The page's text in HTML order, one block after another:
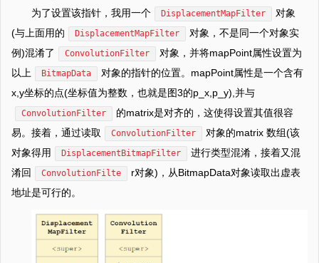
为了设置该指针，我用一个
DisplacementMapFilter
对象
(与上面用的
DisplacementMapFilter
对象，不是同一个对象实
例)混淆了
ConvolutionFilter
对象，并将mapPoint属性设置为
以上
BitmapData
对象的指针的位置。mapPoint属性是一个含有
x,y坐标的点(坐标值为整数，也就是图3的p_x,p_y),并与
ConvolutionFilter
的matrix是对齐的，这使得设置其值很容
易。接着，通过读取
ConvolutionFilter
对象的matrix 数组(该
对象得用
DisplacementBitmapFilter
进行类型混淆，接着又混
淆回
ConvolutionFilte
r对象)，从BitmapData对象读取出虚表
地址是可行的。